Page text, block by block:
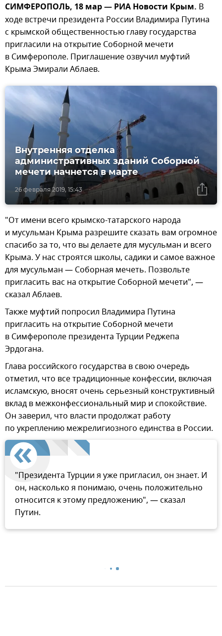
СИМФЕРОПОЛЬ, 18 мар — РИА Новости Крым. В
ходе встречи президента России Владимира Путина
с крымской общественностью главу государства
пригласили на открытие Соборной мечети
в Симферополе. Приглашение озвучил муфтий
Крыма Эмирали Аблаев.
26 февраля 2019, 15:43
Внутренняя отделка
административных зданий Соборной
мечети начнется в марте
"От имени всего крымско-татарского народа
и мусульман Крыма разрешите сказать вам огромное
спасибо за то, что вы делаете для мусульман и всего
Крыма. У нас строятся школы, садики и самое важное
для мусульман — Соборная мечеть. Позвольте
пригласить вас на открытие Соборной мечети", —
сказал Аблаев.
Также муфтий попросил Владимира Путина
пригласить на открытие Соборной мечети
в Симферополе президента Турции Реджепа
Эрдогана.
Глава российского государства в свою очередь
отметил, что все традиционные конфессии, включая
исламскую, вносят очень серьезный конструктивный
вклад в межконфессиональный мир и спокойствие.
Он заверил, что власти продолжат работу
по укреплению межрелигиозного единства в России.
"Президента Турции я уже пригласил, он знает. И
он, насколько я понимаю, очень положительно
относится к этому предложению", — сказал
Путин.